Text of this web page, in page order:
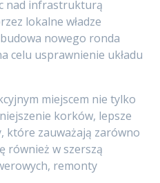
nad infrastrukturą
lokalne władze
nowego ronda
celu usprawnienie układu
miejscem nie tylko
korków, lepsze
które zauważają zarówno
również w szerszą
remonty